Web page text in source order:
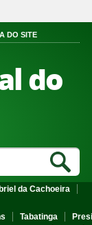
DO SITE
do
da Cachoeira
Tabatinga